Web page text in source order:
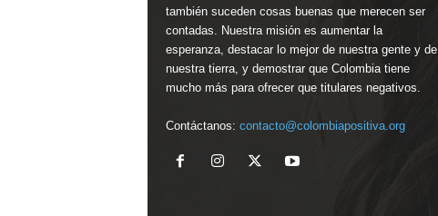
también suceden cosas buenas que merecen ser
contadas. Nuestra misión es aumentar la
esperanza, destacar lo mejor de nuestra gente y de
nuestra tierra, y demostrar que Colombia tiene
mucho más para ofrecer que titulares negativos.
Contáctanos: contacto@colombiapositiva.org